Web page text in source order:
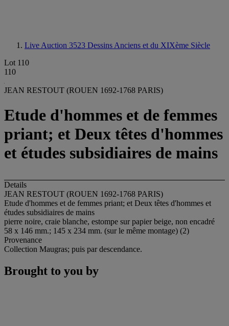
Live Auction 3523 Dessins Anciens et du XIXème Siècle
Lot 110
110
JEAN RESTOUT (ROUEN 1692-1768 PARIS)
Etude d'hommes et de femmes
priant; et Deux têtes d'hommes
et études subsidiaires de mains
Details
JEAN RESTOUT (ROUEN 1692-1768 PARIS)
Etude d'hommes et de femmes priant; et Deux têtes d'hommes et
études subsidiaires de mains
pierre noire, craie blanche, estompe sur papier beige, non encadré
58 x 146 mm.; 145 x 234 mm. (sur le même montage) (2)
Provenance
Collection Maugras; puis par descendance.
Brought to you by